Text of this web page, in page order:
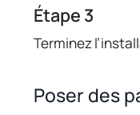
Étape 3
Terminez
Poser des